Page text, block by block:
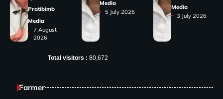
Pratibimb
Media
7 August
2026
Media
5 July 2026
Media
3 July 2026
Total visitors : 80,672
Farmer